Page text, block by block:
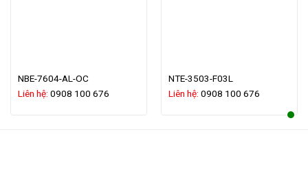
NBE-7604-AL-OC
Liên hệ: 0908 100 676
NTE-3503-F03L
Liên hệ: 0908 100 676